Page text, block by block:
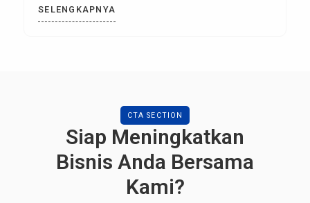
tantangan perubahan iklim dan kebutuhan pangan
global, efisiensi adalah kunci. Teknologi IoT
SELENGKAPNYA
CTA SECTION
Siap Meningkatkan
Bisnis Anda Bersama
Kami?